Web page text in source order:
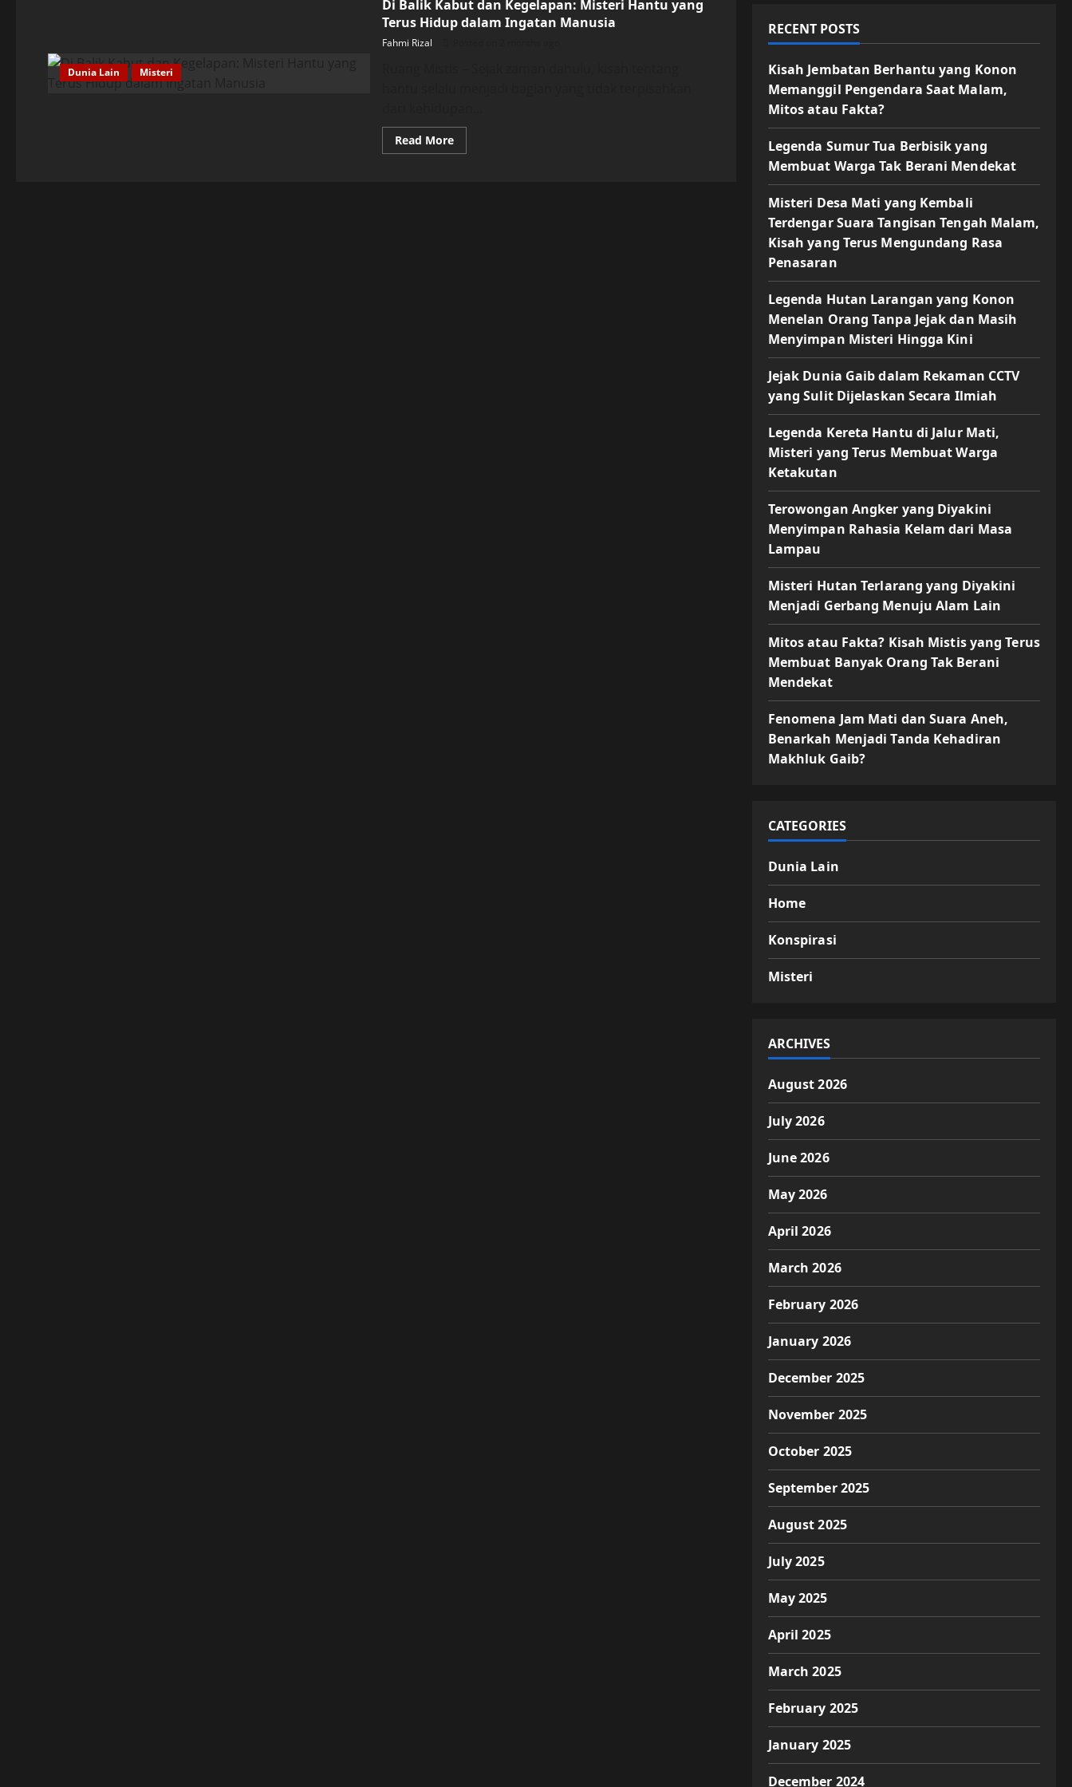
Dunia Lain Misteri
Di Balik Kabut dan Kegelapan: Misteri Hantu yang
Terus Hidup dalam Ingatan Manusia
Fahmi Rizal
Read MoreRead
more
RECENT POSTS
Kisah Jembatan Berhantu yang Konon
Memanggil Pengendara Saat Malam,
Mitos atau Fakta?
Legenda Sumur Tua Berbisik yang
Membuat Warga Tak Berani Mendekat
Misteri Desa Mati yang Kembali
Terdengar Suara Tangisan Tengah Malam,
Kisah yang Terus Mengundang Rasa
Penasaran
Legenda Hutan Larangan yang Konon
Menelan Orang Tanpa Jejak dan Masih
Menyimpan Misteri Hingga Kini
Jejak Dunia Gaib dalam Rekaman CCTV
yang Sulit Dijelaskan Secara Ilmiah
Legenda Kereta Hantu di Jalur Mati,
Misteri yang Terus Membuat Warga
Ketakutan
Terowongan Angker yang Diyakini
Menyimpan Rahasia Kelam dari Masa
Lampau
Misteri Hutan Terlarang yang Diyakini
Menjadi Gerbang Menuju Alam Lain
Mitos atau Fakta? Kisah Mistis yang Terus
Membuat Banyak Orang Tak Berani
Mendekat
Fenomena Jam Mati dan Suara Aneh,
Benarkah Menjadi Tanda Kehadiran
Makhluk Gaib?
CATEGORIES
Dunia Lain
Home
Konspirasi
Misteri
ARCHIVES
August 2026
July 2026
June 2026
May 2026
April 2026
March 2026
February 2026
January 2026
December 2025
November 2025
October 2025
September 2025
August 2025
July 2025
May 2025
April 2025
March 2025
February 2025
January 2025
December 2024